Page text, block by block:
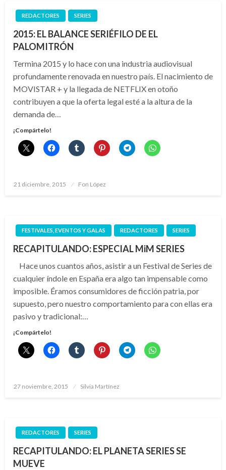
REDACTORES SERIES
2015: EL BALANCE SERIÉFILO DE EL
PALOMITRÓN
Termina 2015 y lo hace con una industria audiovisual
profundamente renovada en nuestro país. El nacimiento de
MOVISTAR + y la llegada de NETFLIX en otoño
contribuyen a que la oferta legal esté a la altura de la
demanda de…
¡Compártelo!
Publicado
21 diciembre, 2015 Fon López
FESTIVALES, EVENTOS Y GALAS REDACTORES SERIES
RECAPITULANDO: ESPECIAL MiM SERIES
Hace unos cuantos años, asistir a un Festival de Series de
cualquier índole en España era algo tan impensable como
imposible. Éramos consumidores de ficción patria, por
supuesto, pero nuestro comportamiento para con ellas era
pasivo y tradicional:…
¡Compártelo!
Publicado
27 noviembre, 2015 Silvia Martínez
REDACTORES SERIES
RECAPITULANDO: EL PLANETA SERIES SE
MUEVE